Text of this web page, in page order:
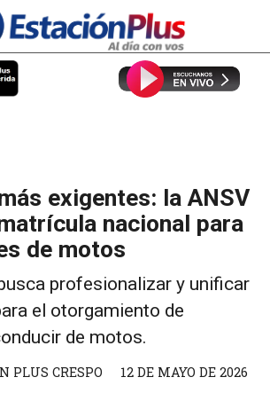
exigentes: la ANSV
nacional para
de motos
profesionalizar y unificar
el otorgamiento de
de motos.
12 DE MAYO DE 2026
PLUS CRESPO